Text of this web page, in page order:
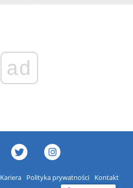
ad
Kariera Polityka prywatności
Kontakt